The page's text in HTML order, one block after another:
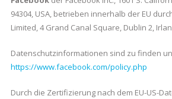
94304, USA, betrieben innerhalb der EU
Limited, 4 Grand Canal Square, Dublin 2,
Datenschutzinformationen sind zu finden
https://www.facebook.com/policy.php
Durch die Zertifizierung nach dem EU-US-